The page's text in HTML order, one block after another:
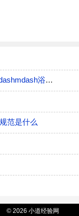
卫生间浴帘杆怎么安装mdashmdash浴帘杆安装步骤卫生间浴帘杆如何安装mdashmdash浴帘杆安装步骤
范是什么
© 2026 小道经验网